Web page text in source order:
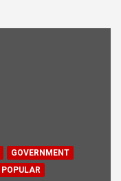
GOVERNMENT
POPULAR